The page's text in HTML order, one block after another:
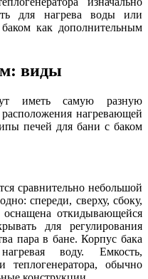
для нагрева воды или
как дополнительным
виды
иметь самую разную
нагревающей
печей для бани с баком
сравнительно небольшой
спереди, сверху, сбоку,
оснащена откидывающейся
для регулирования
пара в бане. Корпус бака
воду. Емкость,
теплогенератора, обычно